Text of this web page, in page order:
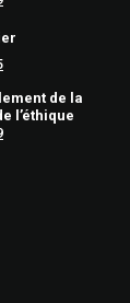
de la
l’éthique